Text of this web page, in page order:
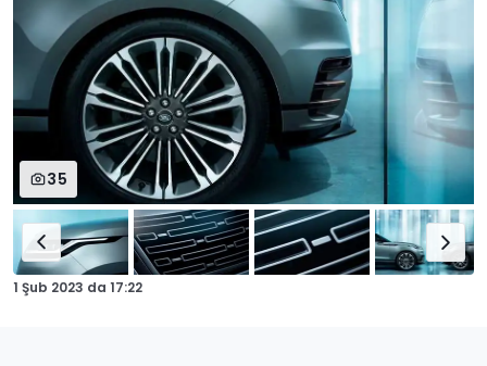
35
1 Şub 2023 da 17:22